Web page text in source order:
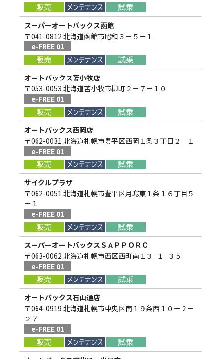
スーパーオートバックス函館
〒041-0812 北海道函館市昭和３－５－１
e-FREE 01
オートバックス苫小牧店
〒053-0053 北海道苫小牧市柳町２－７－１０
e-FREE 01
オートバックス西岡店
〒062-0031 北海道札幌市豊平区西岡１条３丁目２－１
e-FREE 01
サイクルプラザ
〒062-0051 北海道札幌市豊平区月寒東１条１６丁目５
－１
e-FREE 01
スーパーオートバックスＳＡＰＰＯＲＯ
〒063-0062 北海道札幌市西区西町南１３−１−３５
e-FREE 01
オートバックス石山通店
〒064-0919 北海道札幌市中央区南１９条西１０ー２－
２７
e-FREE 01